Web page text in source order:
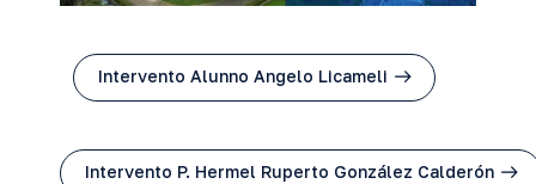
Intervento Alunno Angelo Licameli
Intervento P. Hermel Ruperto González Calderón